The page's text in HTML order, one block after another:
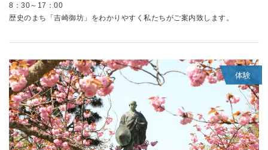
8：30～17：00
歴史のまち「吉崎御坊」をわかりやすく私たちがご案内致します。
体験